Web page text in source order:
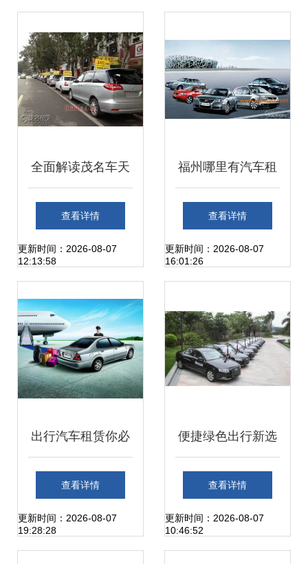
全面解读茂名车天
下汽车租赁服务与
优势
查看详情
更新时间：2026-08-07
12:13:58
福州哪里有汽车租
赁服务 专业汽车维
修 代办年检服务,
赁服务 专业汽车维
修 代办年检服务生
汽车租赁服务 专业
汽车维修 代办年检
服务价格
查看详情
更新时间：2026-08-07
16:01:26
出行汽车租赁你必
须知道的事情! 汽
车租赁
查看详情
更新时间：2026-08-07
19:28:28
便捷绿色出行新选
择 汽车租赁业发展
图景
查看详情
更新时间：2026-08-07
10:46:52